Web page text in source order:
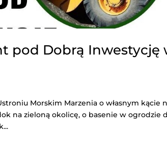
pod Dobrą Inwestycję
Morskim Marzenia o własnym kącie
na zieloną okolicę, o basenie w ogrodzie